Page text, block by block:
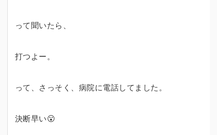
って聞いたら、
打つよー。
って、さっそく、病院に電話してました。
決断早い😮